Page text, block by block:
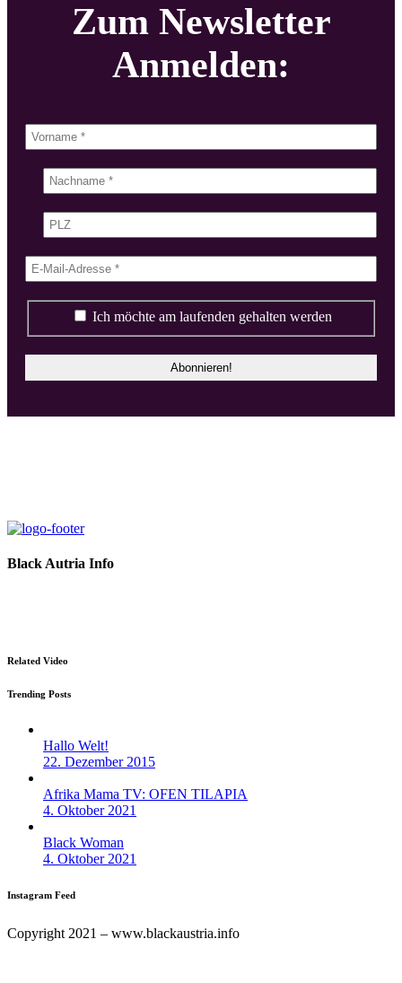
Zum Newsletter
Anmelden:
Ich möchte am laufenden gehalten werden
Black Autria Info
Related Video
Trending Posts
Hallo Welt!
22. Dezember 2015
Afrika Mama TV: OFEN TILAPIA
4. Oktober 2021
Black Woman
4. Oktober 2021
Instagram Feed
Copyright 2021 – www.blackaustria.info